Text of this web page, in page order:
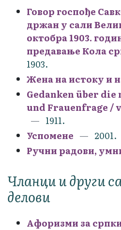
Говор госпође
држан у сали
октобра 1903.
предавање Кола
1903.
Жена на истоку и
Gedanken über
und Frauenfrage /
1911.
Успомене
2001.
Ручни радови,
Чланци и други
делови
Афоризми за